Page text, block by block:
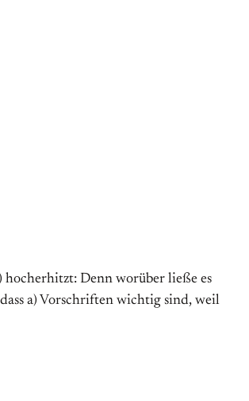
hocherhitzt: Denn worüber ließe es
a) Vorschriften wichtig sind, weil